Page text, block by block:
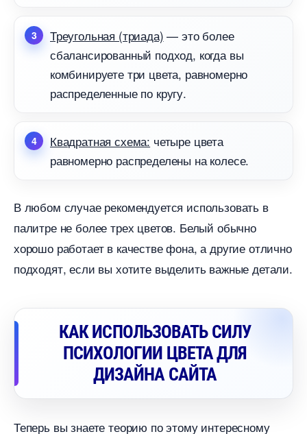
Треугольная (триада) — это более
сбалансированный подход, когда вы
комбинируете три цвета, равномерно
распределенные по кругу.
Квадратная схема: четыре цвета
равномерно распределены на колесе.
любом случае рекомендуется использовать
палитре не более трех цветов. Белый обычно
хорошо работает в качестве фона, а другие отлично
подходят, если вы хотите выделить важные детали.
КАК ИСПОЛЬЗОВАТЬ СИЛУ
ПСИХОЛОГИИ ЦВЕТА ДЛЯ
ДИЗАЙНА САЙТА
Теперь вы знаете теорию по этому интересному